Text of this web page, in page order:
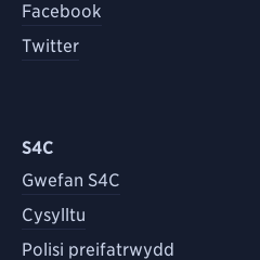
Facebook
Twitter
S4C
Gwefan S4C
Cysylltu
Polisi preifatrwydd